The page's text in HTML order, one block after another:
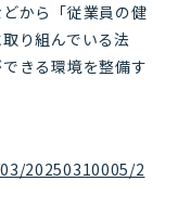
から「従業員の健
り組んでいる法
きる環境を整備す
20250310005/2